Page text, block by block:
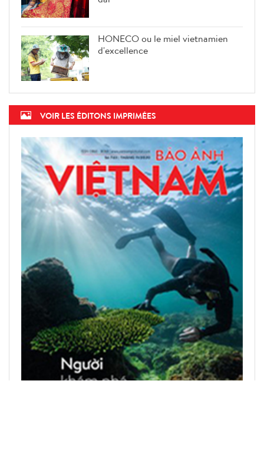
HONECO ou le miel vietnamien
d'excellence
VOIR LES ÉDITONS IMPRIMÉES